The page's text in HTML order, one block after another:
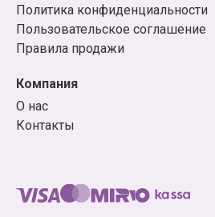
Политика конфиденциальности
Пользовательское соглашение
Правила продажи
Компания
О нас
Контакты